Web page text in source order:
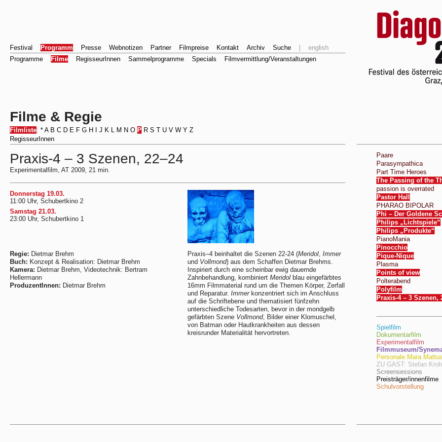
Festival Programm Presse Webnotizen Partner Filmpreise Kontakt Archiv Suche
english
Programme
Filme RegisseurInnen Sammelprogramme Specials Filmvermittlung/Veranstaltungen
Filme & Regie
Filmliste: * A B C D E F G H J K L M N O P R S T U V W Y Z
RegisseurInnen
Praxis-4 – 3 Szenen, 22–24
Experimentalfilm, AT 2009, 21 min.
Donnerstag 19.03.
11:00 Uhr, Schubertkino 2
Samstag 21.03.
23:00 Uhr, Schubertkino 1
Regie: Dietmar Brehm
Buch: Konzept & Realisation: Dietmar Brehm
Kamera: Dietmar Brehm, Videotechnik: Bertram
Hellermann
ProduzentInnen: Dietmar Brehm
Praxis–4 beinhaltet die Szenen 22-24 (Meridol, Immer
und Vollmond) aus dem Schaffen Dietmar Brehms.
Inspiriert durch eine scheinbar ewig dauernde
Zahnbehandlung, kombiniert Meridol blau eingefärbtes
16mm Filmmaterial rund um die Themen Körper, Zerfall
und Reparatur. Immerkonzentriert sich im Anschluss
auf die Schriftebene und thematisiert fünfzehn
unterschiedliche Todesarten, bevor in der mondgelb
gefärbten Szene Vollmond, Bilder einer Klomuschel,
von Batman oder Hautkrankheiten aus dessen
kreisrunder Materialität hervortreten.
Paare
Parasympathica
Part Time Heroes
The Passing of the
passion is overrated
Pastor Hall
PHARAO BIPOLAR
Phi – Der Goldene
Philips „Lichtspiele“
Philips „Produkte“
PianoMania
Pinocchio
Pique-Nique
Plasma
Points of view
Polterabend
Polyfilm
Praxis-4 – 3 Szenen,
Spielfilm
Dokumentarfilm
Experimentalfilm
Filmmuseum/
Personale Mara
ZU GAST: Stefan
Screensessions
Preisträger/innenfilme
Schulvorstellung